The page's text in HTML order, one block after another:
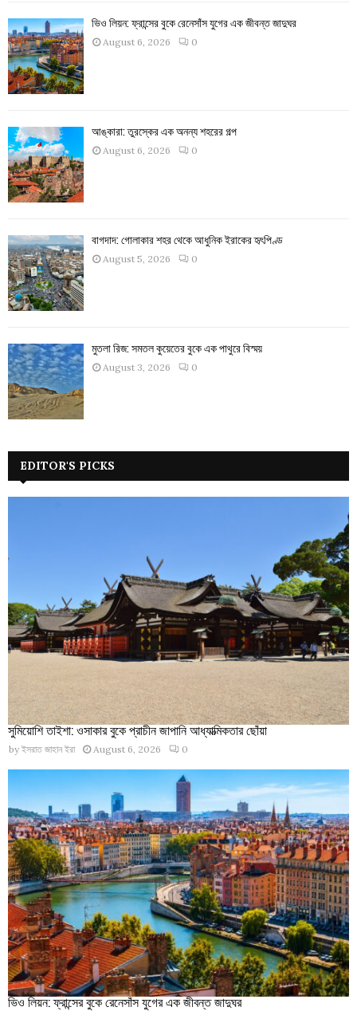
ভিও লিয়ন: ফ্রান্সের বুকে রেনেসাঁস যুগের এক জীবন্ত জাদুঘর
August 6, 2026 0
আঙ্কারা: তুরস্কের এক অনন্য শহরের গল্প
August 6, 2026 0
বাগদাদ: গোলাকার শহর থেকে আধুনিক ইরাকের হৃৎপিণ্ড
August 5, 2026 0
মুতলা রিজ: সমতল কুয়েতের বুকে এক পাথুরে বিস্ময়
August 3, 2026 0
EDITOR'S PICKS
সুমিয়োশি তাইশা: ওসাকার বুকে প্রাচীন জাপানি আধ্যাত্মিকতার ছোঁয়া
by ইসরাত জাহান ইরা August 6, 2026 0
ভিও লিয়ন: ফ্রান্সের বুকে রেনেসাঁস যুগের এক জীবন্ত জাদুঘর